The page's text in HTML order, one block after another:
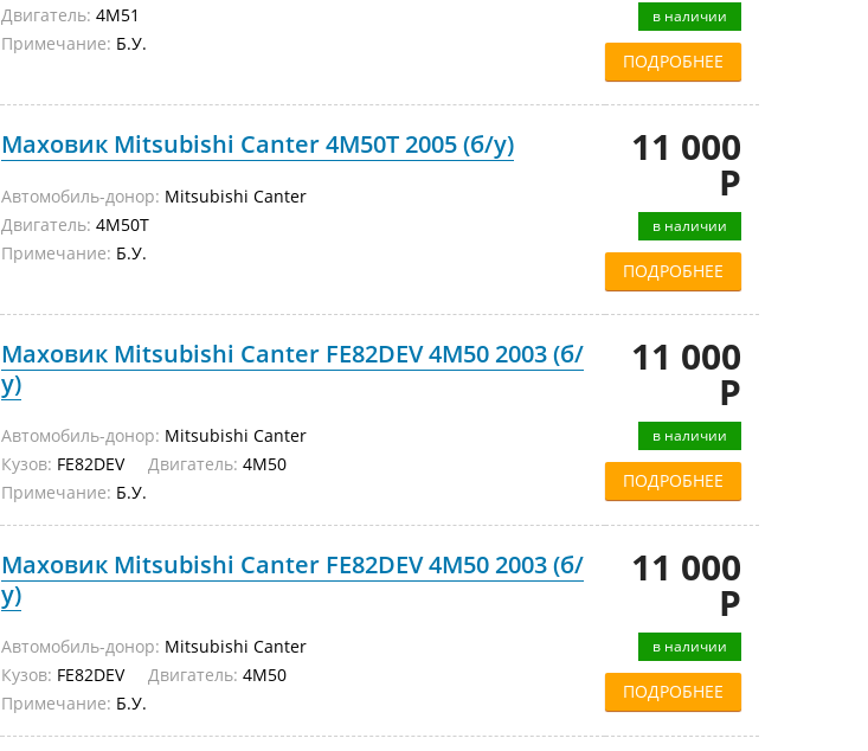
Двигатель: 4M51
Примечание: Б.У.
в наличии
ПОДРОБНЕЕ
Маховик Mitsubishi Canter 4M50T 2005 (б/у)
Автомобиль-донор: Mitsubishi Canter
Двигатель: 4M50T
Примечание: Б.У.
11 000
Р
в наличии
ПОДРОБНЕЕ
Маховик Mitsubishi Canter FE82DEV 4M50 2003 (б/
у)
Автомобиль-донор: Mitsubishi Canter
Кузов: FE82DEV Двигатель: 4M50
Примечание: Б.У.
11 000
Р
в наличии
ПОДРОБНЕЕ
Маховик Mitsubishi Canter FE82DEV 4M50 2003 (б/
у)
Автомобиль-донор: Mitsubishi Canter
Кузов: FE82DEV Двигатель: 4M50
Примечание: Б.У.
11 000
Р
в наличии
ПОДРОБНЕЕ